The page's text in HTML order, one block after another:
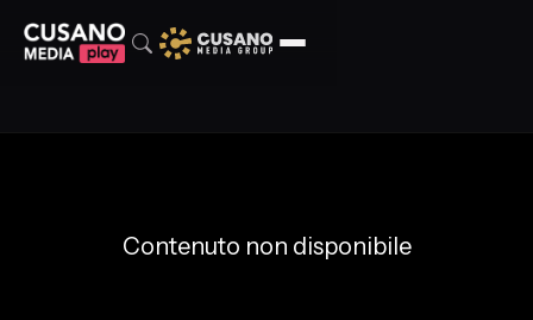
Contenuto non disponibile